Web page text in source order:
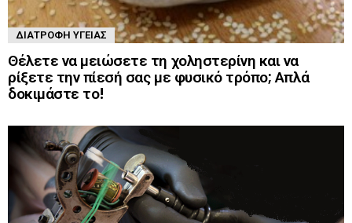
ΔΙΑΤΡΟΦΉ ΥΓΕΊΑΣ
Θέλετε να μειώσετε τη χοληστερίνη και να
ρίξετε την πίεσή σας με φυσικό τρόπο; Απλά
δοκιμάστε το!